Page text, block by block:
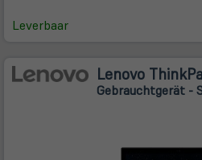
Leverbaar
Lenovo
Gebrauchtgerät -